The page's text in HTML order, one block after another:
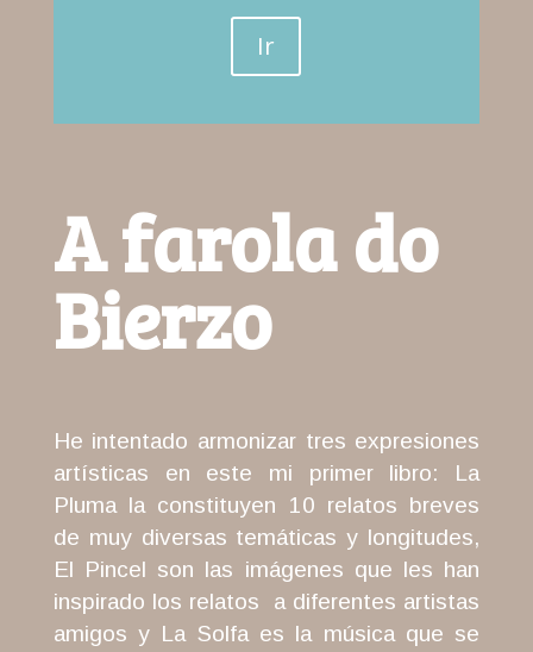
Ir
A farola do
Bierzo
He intentado armonizar tres expresiones
artísticas en este mi primer libro: La
Pluma la constituyen 10 relatos breves
de muy diversas temáticas y longitudes,
El Pincel son las imágenes que les han
inspirado los relatos a diferentes artistas
amigos y La Solfa es la música que se